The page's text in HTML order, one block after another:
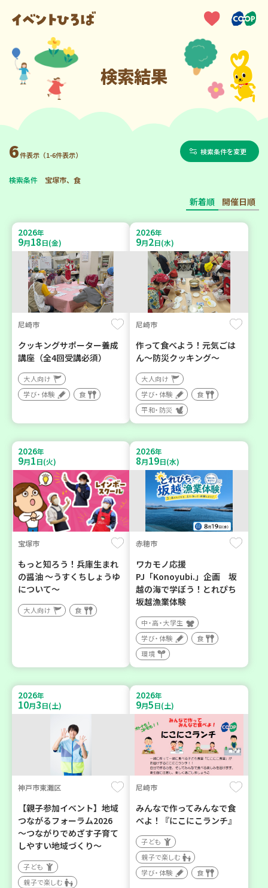
検索結果
6件表示（1-6件表示） 検索条件を変更
検索条件 宝塚市、食
新着順 開催日順
2026年
9月18日(金)
尼崎市
クッキングサポーター養成
講座（全4回受講必須）
大人向け
学び・体験
食
2026年
9月2日(水)
尼崎市
作って食べよう！元気ごは
ん～防災クッキング～
大人向け
学び・体験
食
平和・防災
2026年
9月1日(火)
宝塚市
もっと知ろう！兵庫生まれ
の醤油 ～うすくちしょうゆ
について～
大人向け 食
2026年
8月19日(水)
赤穂市
ワカモノ応援
PJ「Konoyubi.」企画 坂
越の海で学ぼう！とれぴち
坂越漁業体験
中・高・大学生
学び・体験
食
環境
2026年
10月3日(土)
神戸市東灘区
【親子参加イベント】地域
つながるフォーラム2026
～つながりでめざす子育て
しやすい地域づくり～
子ども
親子で楽しむ
2026年
9月5日(土)
尼崎市
みんなで作ってみんなで食
べよ！『にこにこランチ』
子ども
親子で楽しむ
学び・体験
食